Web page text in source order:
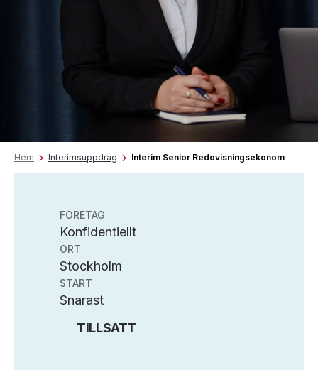
Hem Interimsuppdrag Interim Senior Redovisningsekonom
FÖRETAG
Konfidentiellt
ORT
Stockholm
START
Snarast
TILLSATT